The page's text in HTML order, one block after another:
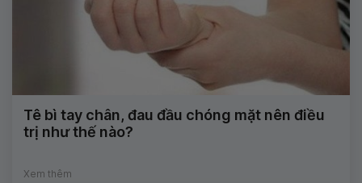
Tê bì tay chân, đau đầu chóng mặt nên điều
trị như thế nào?
Xem thêm